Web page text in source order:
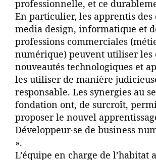
professionnelle, et ce
En particulier, les apprentis des
media design, informatique et
professions commerciales
numérique) peuvent utiliser les
nouveautés technologiques et
les utiliser de manière
responsable. Les synergies au
fondation ont, de surcroît,
proposer le nouvel
Développeur·se de business
».
L’équipe en charge de l’habitat